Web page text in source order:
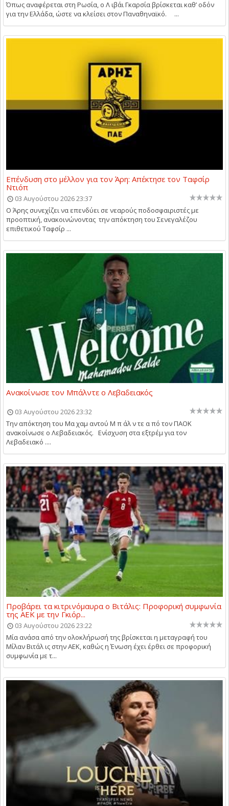
Όπως αναφέρεται στη Ρωσία, ο Λ ιβάι Γκαρσία βρίσκεται καθ’ οδόν
για την Ελλάδα, ώστε να κλείσει στον Παναθηναϊκό. ...
Επένδυση στο μέλλον για τον Άρη: Απέκτησε τον Ταφσίρ
Ντιόπ
03 Αυγούστου 2026 23:37
Ο Άρης συνεχίζει να επενδύει σε νεαρούς ποδοσφαιριστές με
προοπτική, ανακοινώνοντας την απόκτηση του Σενεγαλέζου
επιθετικού Ταφσίρ ...
Ανακοίνωσε τον Μπάλντε ο Λεβαδειακός
03 Αυγούστου 2026 23:32
Την απόκτηση του Μα χαμ αντού Μ π άλ ν τε α πό τον ΠΑΟΚ
ανακοίνωσε ο Λεβαδειακός. Ενίσχυση στα εξτρέμ για τον
Λεβαδειακό ....
Προβάρει τα κιτρινόμαυρα ο Βιτάλις: Προφορική συμφωνία
της ΑΕΚ με την Γκιόρ...
03 Αυγούστου 2026 23:22
Μία ανάσα από την ολοκλήρωσή της βρίσκεται η μεταγραφή του
Μίλαν Βιτάλ ις στην ΑΕΚ, καθώς η Ένωση έχει έρθει σε προφορική
συμφωνία με τ...